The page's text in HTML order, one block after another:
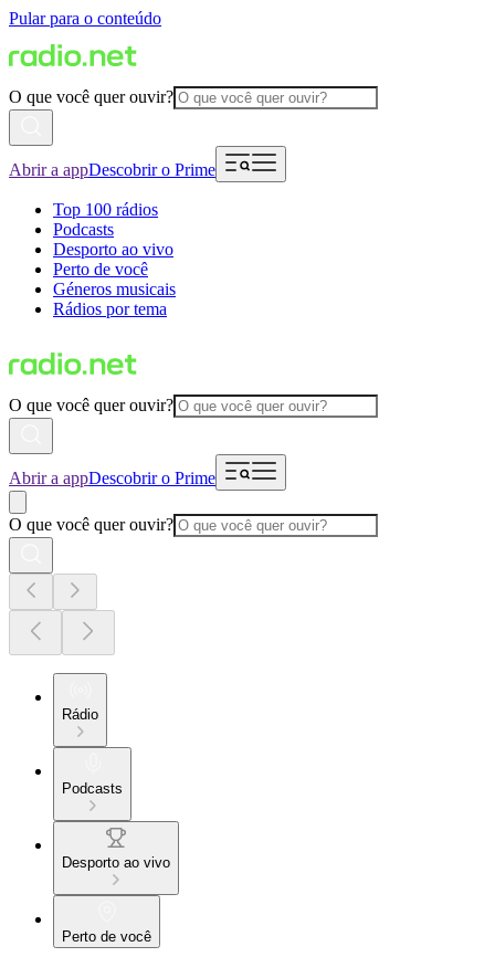
Pular para o conteúdo
O que você quer ouvir?
Abrir a appDescobrir o Prime
Top 100 rádios
Podcasts
Desporto ao vivo
Perto de você
Géneros musicais
Rádios por tema
O que você quer ouvir?
Abrir a appDescobrir o Prime
O que você quer ouvir?
Rádio
Podcasts
Desporto ao vivo
Perto de você